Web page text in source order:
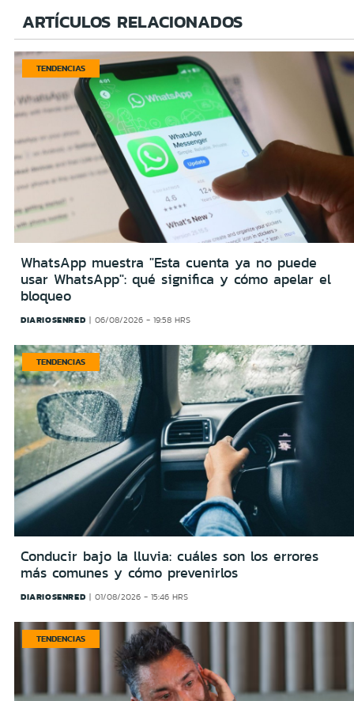
ARTÍCULOS RELACIONADOS
TENDENCIAS
WhatsApp muestra "Esta cuenta ya no puede
usar WhatsApp": qué significa y cómo apelar el
bloqueo
DIARIOSENRED 06/08/2026 - 19:58 HRS
TENDENCIAS
Conducir bajo la lluvia: cuáles son los errores
más comunes y cómo prevenirlos
DIARIOSENRED 01/08/2026 - 15:46 HRS
TENDENCIAS